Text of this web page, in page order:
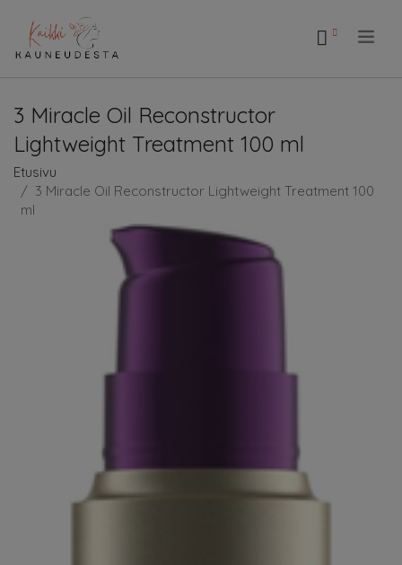
3 Miracle Oil Reconstructor
Lightweight Treatment 100 ml
Etusivu
3 Miracle Oil Reconstructor Lightweight Treatment 100
ml